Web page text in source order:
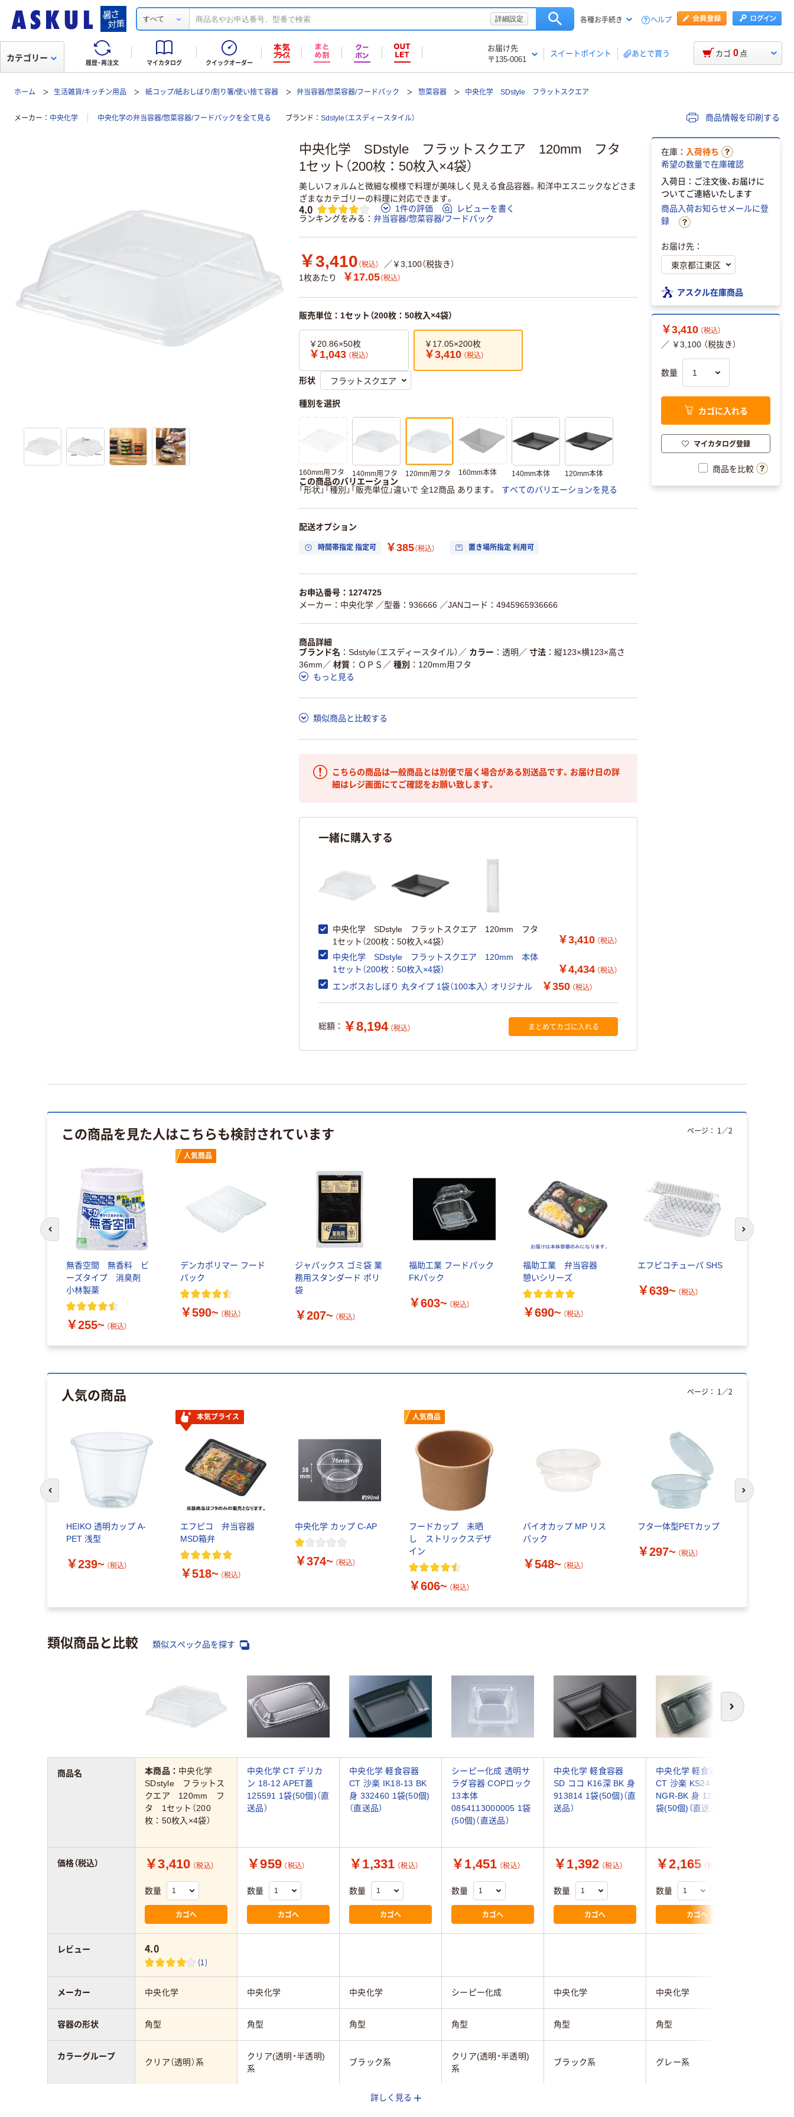
すべて 詳細設定 各種お手続き ヘルプ
履歴・再注文 マイカタログ クイックオーダー
お届け先
〒135-0061
スイートポイント あとで買う
カテゴリー カゴ 0 点
ホーム 生活雑貨/キッチン用品 紙コップ/紙おしぼり/割り箸/使い捨て容器 弁当容器/惣菜容器/フードパック 惣菜容器 中央化学 SDstyle フラットスクエア
メーカー 中央化学 中央化学の弁当容器/惣菜容器/フードパックを全て見る ブランド Sdstyle（エスディースタイル） 商品情報を印刷する
中央化学 SDstyle フラットスクエア 120mm フタ
1セット（200枚：50枚入×4袋）
美しいフォルムと微細な模様で料理が美味しく見える食品容器。和洋中エスニックなどさま
ざまなカテゴリーの料理に対応できます。
4.0 1件の評価
レビューを書く
ランキングをみる
弁当容器/惣菜容器/フードパック
￥3,410 （税込）
／￥3,100（税抜き）
1枚あたり
￥17.05（税込）
販売単位：1セット（200枚：50枚入×4袋）
￥20.86×50枚
￥1,043 （税込）
￥17.05×200枚
￥3,410 （税込）
形状
種別を選択
160mm用フタ 140mm用フタ 120mm用フタ 160mm本体 140mm本体 120mm本体
この商品のバリエーション
「形状」「種別」「販売単位」違いで 全12商品 あります。
すべてのバリエーションを見る
配送オプション
時間帯指定 指定可 ￥385（税込） 置き場所指定 利用可
お申込番号：1274725
メーカー：中央化学 ／型番：936666 ／JANコード：4945965936666
商品詳細
ブランド名
Sdstyle（エスディースタイル） ／ カラー 透明 ／ 寸法
縦123×横123×高さ
36mm ／ 材質 ＯＰＳ ／ 種別
120mm用フタ
もっと見る
類似商品と比較する
こちらの商品は一般商品とは別便で届く場合がある別送品です。お届け日の詳
細はレジ画面にてご確認をお願い致します。
一緒に購入する
中央化学 SDstyle フラットスクエア 120mm フタ
1セット（200枚：50枚入×4袋）
￥3,410 （税込）
中央化学 SDstyle フラットスクエア 120mm 本体
1セット（200枚：50枚入×4袋）
￥4,434 （税込）
エンボスおしぼり 丸タイプ 1袋（100本入） オリジナル ￥350 （税込）
総額： ￥8,194 （税込） まとめてカゴに入れる
在庫： 入荷待ち
希望の数量で在庫確認
入荷日：ご注文後、お届けに
ついてご連絡いたします
商品入荷お知らせメールに登
録
お届け先：
アスクル在庫商品
￥3,410 （税込）
／ ￥3,100 （税抜き）
数量
カゴに入れる
マイカタログ登録
商品を比較
この商品を見た人はこちらも検討されています
無香空間 無香料 ビ
ーズタイプ 消臭剤
小林製薬
￥255~ （税込）
人気商品
デンカポリマー フード
パック
￥590~ （税込）
ジャパックス ゴミ袋 業
務用スタンダード ポリ
袋
￥207~ （税込）
福助工業 フードパック
FKパック
￥603~ （税込）
福助工業 弁当容器
憩いシリーズ
￥690~ （税込）
エフピコチューパ SHS
￥639~ （税込）
ページ： 1 ／2
前のスライドへ 次のスライド
人気の商品
HEIKO 透明カップ A-
PET 浅型
￥239~ （税込）
本気プライス
エフピコ 弁当容器
MSD箱弁
￥518~ （税込）
中央化学 カップ C-AP
￥374~ （税込）
人気商品
フードカップ 未晒
し ストリックスデザ
イン
￥606~ （税込）
バイオカップ MP リス
パック
￥548~ （税込）
フタ一体型PETカップ
￥297~ （税込）
ページ： 1 ／2
前のスライドへ 次のスライド
類似商品と比較 類似スペック品を探す
次へ
本商品： 中央化学
SDstyle フラットス
クエア 120mm フ
タ 1セット（200
枚：50枚入×4袋）
中央化学 CT デリカ
ン 18-12 APET蓋
125591 1袋(50個)（直
送品）
中央化学 軽食容器
CT 沙楽 IK18-13 BK
身 332460 1袋(50個)
（直送品）
シーピー化成 透明サ
ラダ容器 COPロック
13本体
0854113000005 1袋
(50個)（直送品）
中央化学 軽食容器
SD ココ K16深 BK 身
913814 1袋(50個)（直
送品）
中央化学 軽食容器
CT 沙楽 KS24-12A
NGR-BK 身 12500 1
袋(50個)（直送品）
￥3,410 （税込）
数量
カゴへ
￥959 （税込）
数量
カゴへ
￥1,331 （税込）
数量
カゴへ
￥1,451 （税込）
数量
カゴへ
￥1,392 （税込）
数量
カゴへ
￥2,165 （税込）
数量
カゴへ
4.0
(1)
中央化学 中央化学 中央化学 シーピー化成 中央化学 中央化学
角型 角型 角型 角型 角型 角型
クリア（透明）系
クリア(透明・半透明)
系
ブラック系
クリア(透明・半透明)
系
ブラック系 グレー系
商品名
価格（税込）
レビュー
メーカー
容器の形状
カラーグループ
詳しく見る